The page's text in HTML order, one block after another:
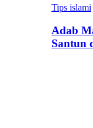
Tips islami
Adab
Santun